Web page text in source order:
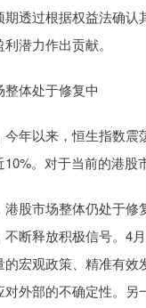
透过根据权益法确认
潜力作出贡献。
体处于修复中
年以来，恒生指数震
。对于当前的港股
市场整体仍处于修
断释放积极信号。4
宏观政策、精准有效
对外部的不确定性。另